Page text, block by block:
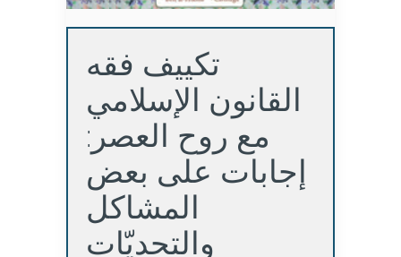
تكييف فقه
القانون الإسلامي
مع روح العصر:
إجابات على بعض
المشاكل
والتحديّات